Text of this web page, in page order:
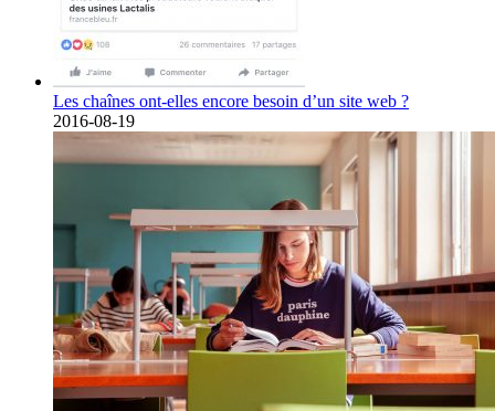
Les chaînes ont-elles encore besoin d’un site web ?
2016-08-19